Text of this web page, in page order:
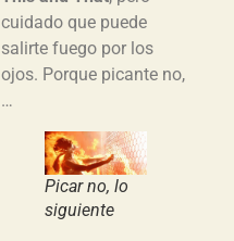
cuidado que puede
salirte fuego por los
ojos. Porque picante no,
…
Picar no, lo
siguiente